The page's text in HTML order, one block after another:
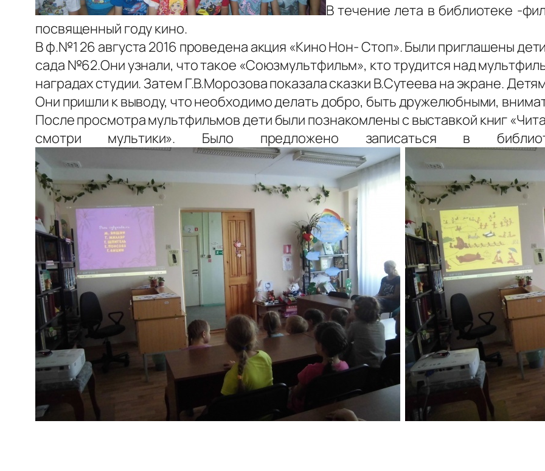
В течение лета в библиотеке -
посвященный году кино.
В ф.№1 26 августа 2016 проведена акция «Кино Нон- Стоп». Были приглашены
сада №62.Они узнали, что такое «Союзмультфильм», кто трудится над
наградах студии. Затем Г.В.Морозова показала сказки В.Сутеева на экране.
Они пришли к выводу, что необходимо делать добро, быть дружелюбными,
После просмотра мультфильмов дети были познакомлены с выставкой книг
смотри мультики». Было предложено записаться в